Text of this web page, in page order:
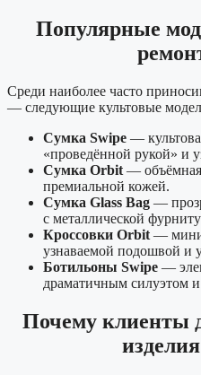
Популярные
Среди наиболее часто
— следующие культовые
Сумка Swipe —
«проведённой рукой» и
Сумка Orbit —
премиальной кожей.
Сумка Glass Bag —
с металлической
Кроссовки Orbit —
узнаваемой подошвой и
Ботильоны Swipe —
драматичным силуэтом
Почему клиенты